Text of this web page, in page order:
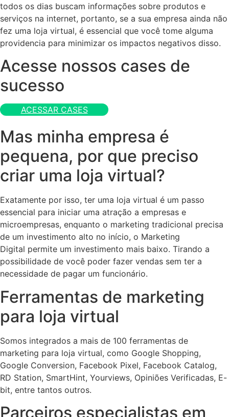
todos os dias buscam informações sobre produtos e
serviços na internet, portanto, se a sua empresa ainda não
fez uma loja virtual, é essencial que você tome alguma
providencia para minimizar os impactos negativos disso.
Acesse nossos cases de
sucesso
ACESSAR CASES
Mas minha empresa é
pequena, por que preciso
criar uma loja virtual?
Exatamente por isso, ter uma loja virtual é um passo
essencial para iniciar uma atração a empresas e
microempresas, enquanto o marketing tradicional precisa
de um investimento alto no início, o Marketing
Digital permite um investimento mais baixo. Tirando a
possibilidade de você poder fazer vendas sem ter a
necessidade de pagar um funcionário.
Ferramentas de marketing
para loja virtual
Somos integrados a mais de 100 ferramentas de
marketing para loja virtual, como Google Shopping,
Google Conversion, Facebook Pixel, Facebook Catalog,
RD Station, SmartHint, Yourviews, Opiniões Verificadas, E-
bit, entre tantos outros.
Parceiros especialistas em